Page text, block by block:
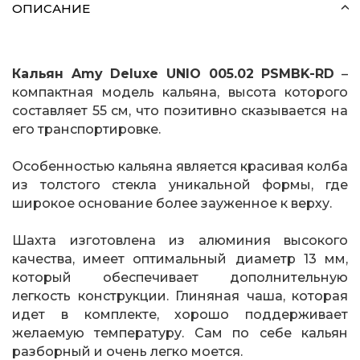
ОПИСАНИЕ
Кальян Amy Deluxe UNIO 005.02 PSMBK-RD –
компактная модель кальяна, высота которого
составляет 55 см, что позитивно сказывается на
его транспортировке.
Особенностью кальяна является красивая колба
из толстого стекла уникальной формы, где
широкое основание более зауженное к верху.
Шахта изготовлена из алюминия высокого
качества, имеет оптимальный диаметр 13 мм,
который обеспечивает дополнительную
легкость конструкции. Глиняная чаша, которая
идет в комплекте, хорошо поддерживает
желаемую температуру. Сам по себе кальян
разборный и очень легко моется.